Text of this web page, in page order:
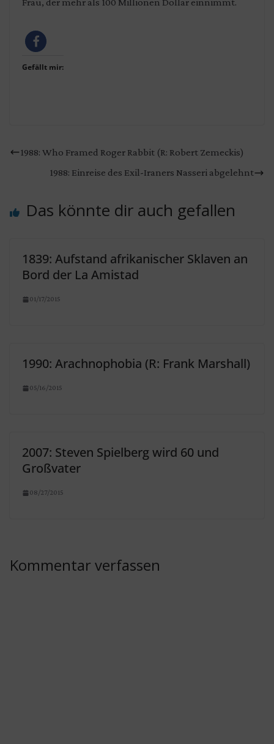
Gefällt mir:
1988: Who Framed Roger Rabbit (R: Robert Zemeckis)
1988: Einreise des Exil-Iraners Nasseri abgelehnt
Das könnte dir auch gefallen
1839: Aufstand afrikanischer Sklaven an
Bord der La Amistad
01/17/2015
1990: Arachnophobia (R: Frank Marshall)
05/16/2015
2007: Steven Spielberg wird 60 und
Großvater
08/27/2015
Kommentar verfassen